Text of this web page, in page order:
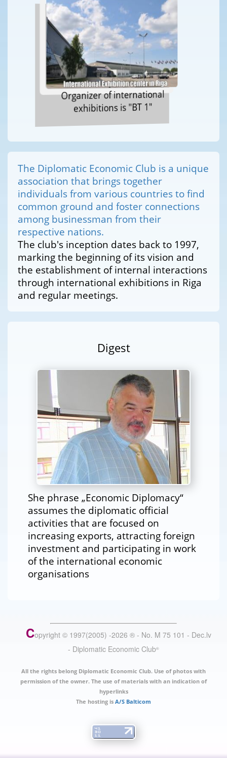
Organizer of international
exhibitions is "BT 1"
The Diplomatic Economic Club is a unique
association that brings together
individuals from various countries to find
common ground and foster connections
among businessman from their
respective nations.
The club's inception dates back to 1997,
marking the beginning of its vision and
the establishment of internal interactions
through international exhibitions in Riga
and regular meetings.
Digest
She phrase „Economic Diplomacy“
assumes the diplomatic official
activities that are focused on
increasing exports, attracting foreign
investment and participating in work
of the international economic
organisations
Copyright © 1997(2005) -2026 ® - No. M 75 101 - Dec.lv
- Diplomatic Economic Club®
All the rights belong Diplomatic Economic Club. Use of photos with
permission of the owner. The use of materials with an indication of
hyperlinks
The hosting is A/S Balticom